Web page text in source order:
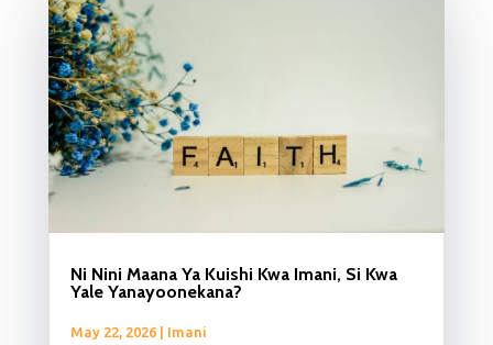
Ni Nini Maana Ya Kuishi Kwa Imani, Si Kwa
Yale Yanayoonekana?
May 22, 2026| Imani